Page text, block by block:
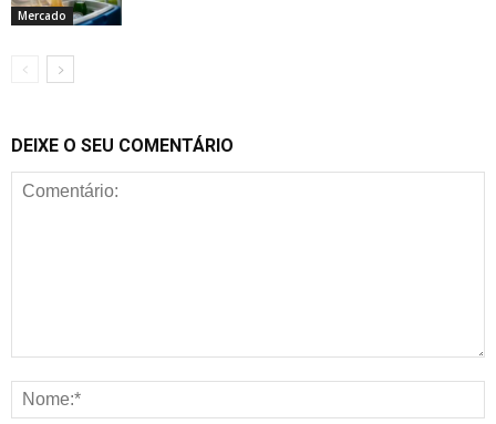
Mercado
DEIXE O SEU COMENTÁRIO